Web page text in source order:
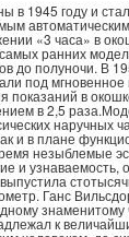
в 1945 году и
«3 часа» в
ранних
до полуночи. В
под мгновенное
показаний в
в 2,5
наручных
и в плане
незыблемые
и узнаваемость,
Ганс
знаменитому
к